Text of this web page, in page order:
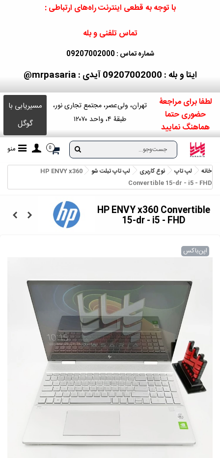
با توجه به قطعی اینترنت راه‌های ارتباطی :
تماس تلفنی و بله
شماره تماس : 09207002000
ایتا و بله : 09207002000 آیدی : mrpasaria@
لطفا برای مراجعۀ
حضوری حتما
هماهنگ نمایید
تهران، ولی‌عصر، مجتمع تجاری نور،
طبقۀ ۴، واحد ۱۲۰۷۰
مسیریابی با
گوگل
0 منو
خانه لپ تاپ نوع کاربری لپ تاپ تبلت شو
HP ENVY x360
Convertible 15-dr - i5 - FHD
HP ENVY x360 Convertible
15-dr - i5 - FHD
اپن‌باکس